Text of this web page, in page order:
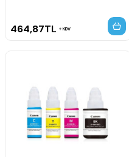
464,87TL KDV